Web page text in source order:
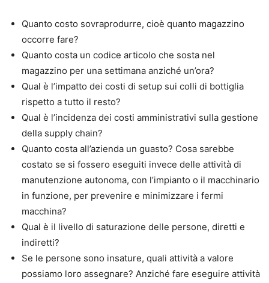
Quanto costo sovraprodurre, cioè quanto magazzino
occorre fare?
Quanto costa un codice articolo che sosta nel
magazzino per una settimana anziché un’ora?
Qual è l’impatto dei costi di setup sui colli di bottiglia
rispetto a tutto il resto?
Qual è l’incidenza dei costi amministrativi sulla gestione
della supply chain?
Quanto costa all’azienda un guasto? Cosa sarebbe
costato se si fossero eseguiti invece delle attività di
manutenzione autonoma, con l’impianto o il macchinario
in funzione, per prevenire e minimizzare i fermi
macchina?
Qual è il livello di saturazione delle persone, diretti e
indiretti?
Se le persone sono insature, quali attività a valore
possiamo loro assegnare? Anziché fare eseguire attività